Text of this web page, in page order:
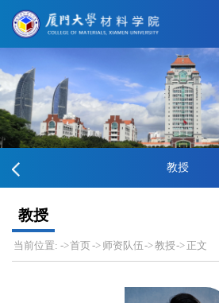
教授
教授
当前位置: ->首页 -> 师资队伍 ->教授-> 正文